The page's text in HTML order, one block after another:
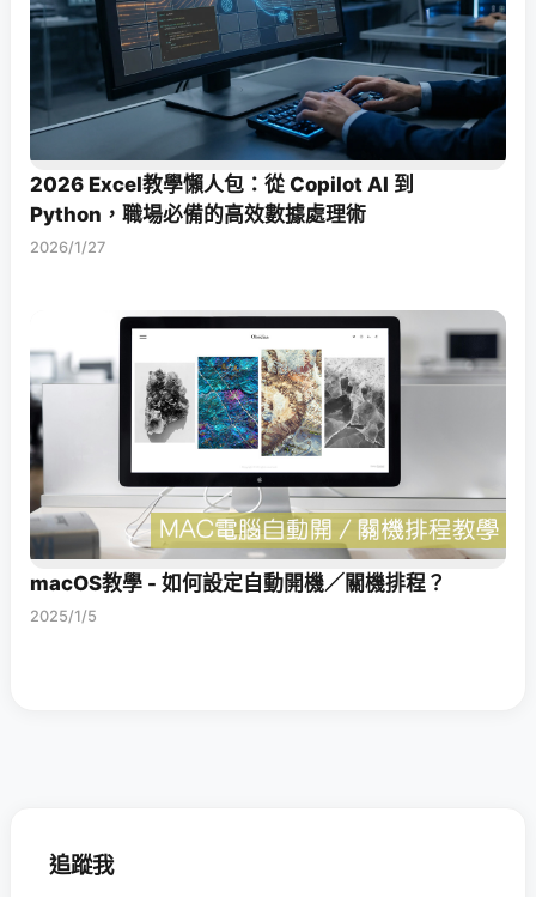
2026 Excel教學懶人包：從 Copilot AI 到
Python，職場必備的高效數據處理術
2026/1/27
macOS教學 - 如何設定自動開機／關機排程？
2025/1/5
追蹤我